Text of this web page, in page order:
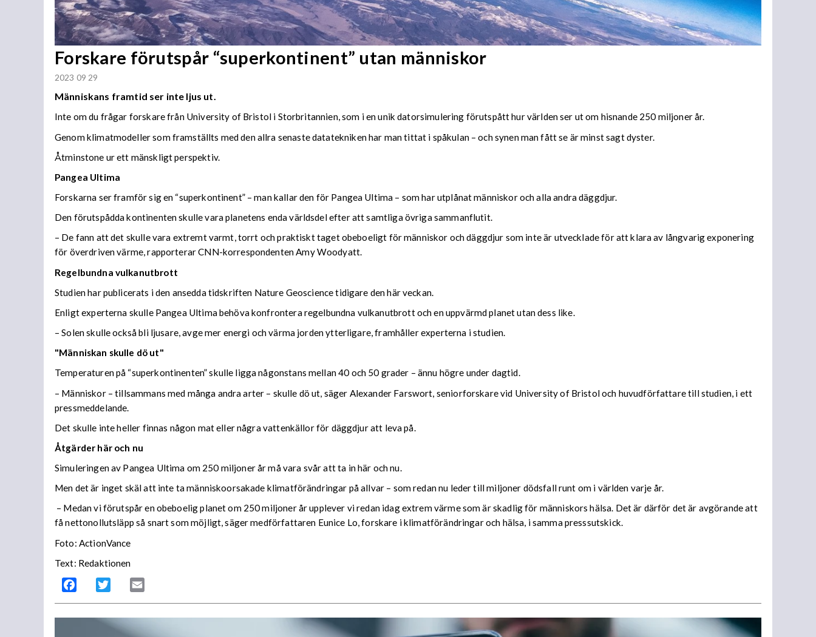
Forskare förutspår “superkontinent” utan människor
2023 09 29
Människans framtid ser inte ljus ut.
Inte om du frågar forskare från University of Bristol i Storbritannien, som i en unik datorsimulering förutspått hur världen ser ut om hisnande 250 miljoner år.
Genom klimatmodeller som framställts med den allra senaste datatekniken har man tittat i spåkulan – och synen man fått se är minst sagt dyster.
Åtminstone ur ett mänskligt perspektiv.
Pangea Ultima
Forskarna ser framför sig en “superkontinent” – man kallar den för Pangea Ultima – som har utplånat människor och alla andra däggdjur.
Den förutspådda kontinenten skulle vara planetens enda världsdel efter att samtliga övriga sammanflutit.
– De fann att det skulle vara extremt varmt, torrt och praktiskt taget obeboeligt för människor och däggdjur som inte är utvecklade för att klara av långvarig exponering
för överdriven värme, rapporterar CNN-korrespondenten Amy Woodyatt.
Regelbundna vulkanutbrott
Studien har publicerats i den ansedda tidskriften Nature Geoscience tidigare den här veckan.
Enligt experterna skulle Pangea Ultima behöva konfrontera regelbundna vulkanutbrott och en uppvärmd planet utan dess like.
– Solen skulle också bli ljusare, avge mer energi och värma jorden ytterligare, framhåller experterna i studien.
"Människan skulle dö ut"
Temperaturen på “superkontinenten” skulle ligga någonstans mellan 40 och 50 grader – ännu högre under dagtid.
– Människor – tillsammans med många andra arter – skulle dö ut, säger Alexander Farswort, seniorforskare vid University of Bristol och huvudförfattare till studien, i ett
pressmeddelande.
Det skulle inte heller finnas någon mat eller några vattenkällor för däggdjur att leva på.
Åtgärder här och nu
Simuleringen av Pangea Ultima om 250 miljoner år må vara svår att ta in här och nu.
Men det är inget skäl att inte ta människoorsakade klimatförändringar på allvar – som redan nu leder till miljoner dödsfall runt om i världen varje år.
– Medan vi förutspår en obeboelig planet om 250 miljoner år upplever vi redan idag extrem värme som är skadlig för människors hälsa. Det är därför det är avgörande att
få nettonollutsläpp så snart som möjligt, säger medförfattaren Eunice Lo, forskare i klimatförändringar och hälsa, i samma presssutskick.
Foto: ActionVance
Text: Redaktionen
Facebook Twitter